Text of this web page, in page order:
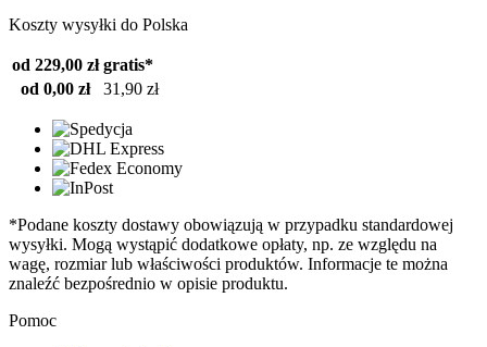
Koszty wysyłki do Polska
od 229,00 zł gratis*
od 0,00 zł
31,90 zł
*Podane koszty dostawy obowiązują w przypadku standardowej
wysyłki. Mogą wystąpić dodatkowe opłaty, np. ze względu na
wagę, rozmiar lub właściwości produktów. Informacje te można
znaleźć bezpośrednio w opisie produktu.
Pomoc